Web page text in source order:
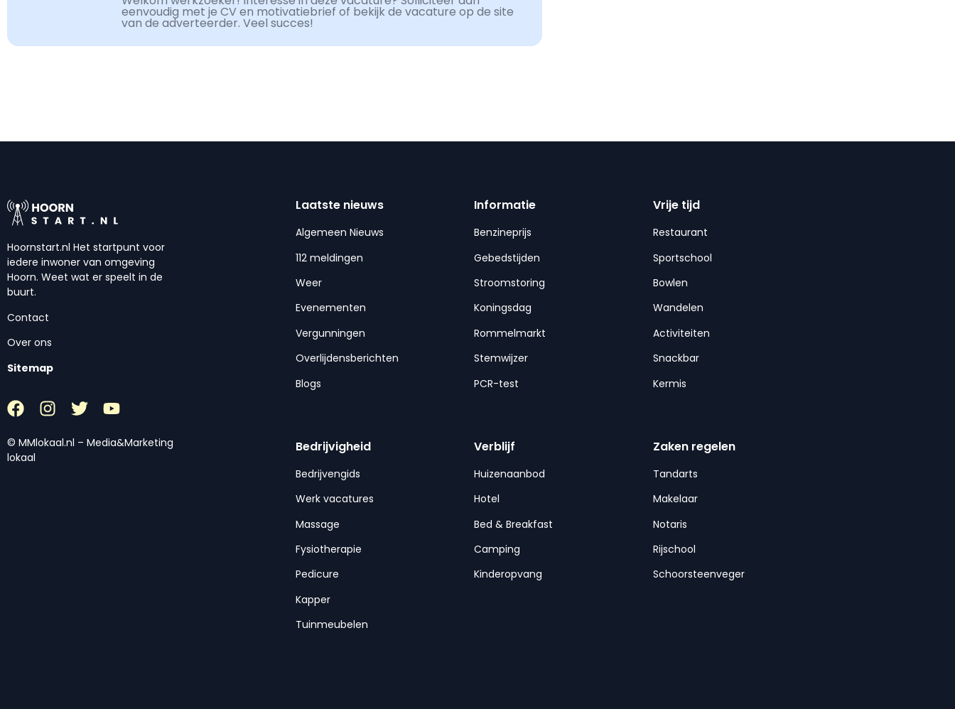
eenvoudig met je CV en motivatiebrief of bekijk de vacature op de site
van de adverteerder. Veel succes!
Hoornstart.nl Het startpunt voor
iedere inwoner van omgeving
Hoorn. Weet wat er speelt in de
buurt.
Contact
Over ons
Sitemap
© MMlokaal.nl – Media&Marketing
lokaal
Laatste nieuws
Algemeen Nieuws
112 meldingen
Weer
Evenementen
Vergunningen
Overlijdensberichten
Blogs
Informatie
Benzineprijs
Gebedstijden
Stroomstoring
Koningsdag
Rommelmarkt
Stemwijzer
PCR-test
Vrije tijd
Restaurant
Sportschool
Bowlen
Wandelen
Activiteiten
Snackbar
Kermis
Bedrijvigheid
Bedrijvengids
Werk vacatures
Massage
Fysiotherapie
Pedicure
Kapper
Tuinmeubelen
Verblijf
Huizenaanbod
Hotel
Bed & Breakfast
Camping
Kinderopvang
Zaken regelen
Tandarts
Makelaar
Notaris
Rijschool
Schoorsteenveger